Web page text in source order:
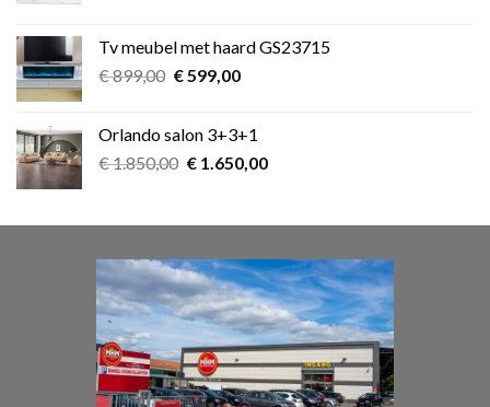
€ 39,00.€ 25,00.
Tv meubel met haard GS23715
€899,00 Oorspronkelijke
€ 899,00.
€599,00Huidige
€ 599,00.
Orlando salon 3+3+1
€1.850,00 Oorspronkelijke
€ 1.850,00.
€1.650,00Huidige
€ 1.650,00.